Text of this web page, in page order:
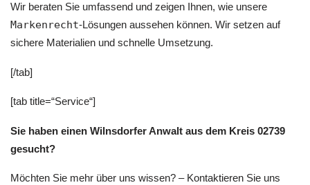
Wir beraten Sie umfassend und zeigen Ihnen, wie unsere
Markenrecht-Lösungen aussehen können. Wir setzen auf
sichere Materialien und schnelle Umsetzung.
[/tab]
[tab title=“Service“]
Sie haben einen Wilnsdorfer Anwalt aus dem Kreis 02739
gesucht?
Möchten Sie mehr über uns wissen? – Kontaktieren Sie uns